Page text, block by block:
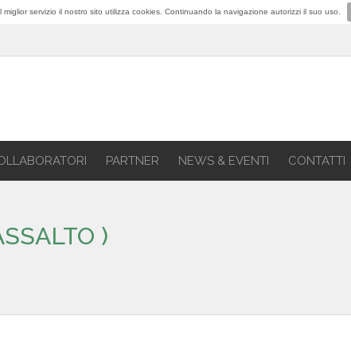
miglior servizio il nostro sito utilizza cookies. Continuando la navigazione autorizzi il suo uso.
PARTNER NEWS & EVENTI CONTATTI
)